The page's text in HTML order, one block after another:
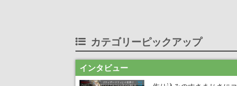
カテゴリーピックアップ
インタビュー